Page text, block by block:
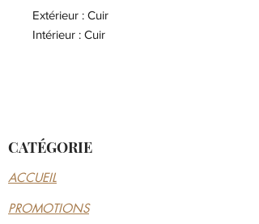
Extérieur : Cuir
Intérieur : Cuir
CATÉGORIE
ACCUEIL
PROMOTIONS